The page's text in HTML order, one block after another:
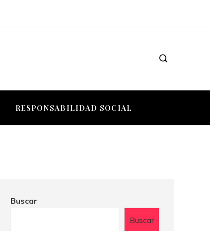
RESPONSABILIDAD SOCIAL
Buscar
Buscar